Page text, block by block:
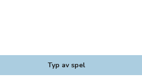
Typ av spel